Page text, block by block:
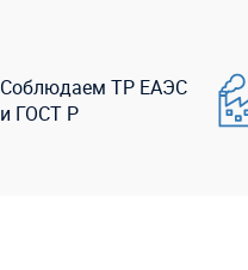
Соблюдаем ТР ЕАЭС
и ГОСТ Р